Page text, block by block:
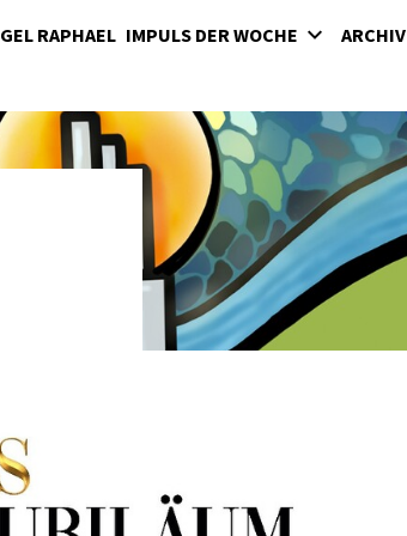
RAPHAEL IMPULS DER WOCHE
ARCHIV
2023
2024
2025
Partenarchiv Ollersdorf
Partenarchiv Stegersbach
Pfarrblätter